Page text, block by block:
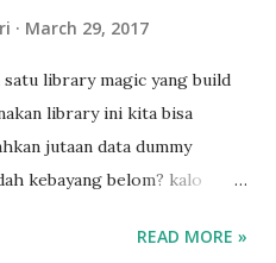
March 29, 2017
library magic yang build
library ini kita bisa
jutaan data dummy
kebayang belom? kalo
faker oke guys, lets do this.
READ MORE »